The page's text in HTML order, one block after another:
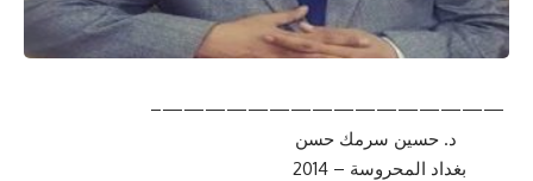
————————————————–
د. حسين سرمك حسن
بغداد المحروسة – 2014